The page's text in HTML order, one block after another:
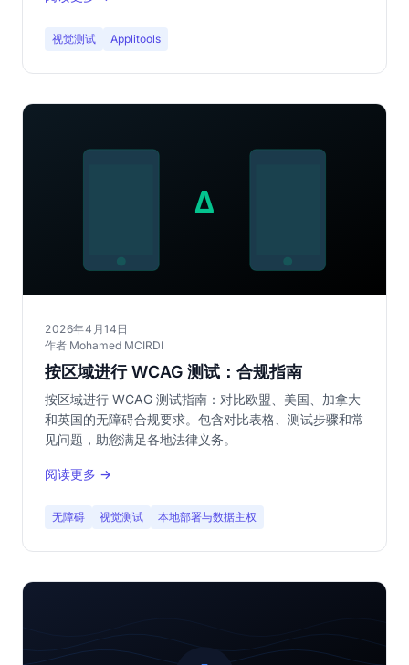
视觉测试 Applitools
2026年4月14日
作者 Mohamed MCIRDI
按区域进行 WCAG 测试：合规指南
按区域进行 WCAG 测试指南：对比欧盟、美国、加拿大
和英国的无障碍合规要求。包含对比表格、测试步骤和常
见问题，助您满足各地法律义务。
阅读更多 →
无障碍 视觉测试 本地部署与数据主权